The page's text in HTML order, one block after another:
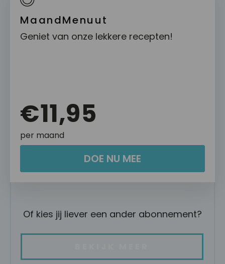
MaandMenuut
Geniet van onze lekkere recepten!
€11,95
per maand
DOE NU MEE
Of kies jij liever een ander abonnement?